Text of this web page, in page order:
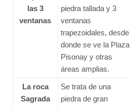
las 3
ventanas
piedra tallada y 3
ventanas
trapezoidales, desde
donde se ve la Plaza
Pisonay y otras
áreas amplias.
La roca
Sagrada
Se trata de una
piedra de gran